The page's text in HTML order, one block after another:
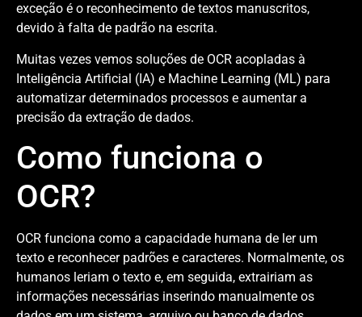
exceção é o reconhecimento de textos manuscritos,
devido à falta de padrão na escrita.
Muitas vezes vemos soluções de OCR acopladas à
Inteligência Artificial (IA) e Machine Learning (ML) para
automatizar determinados processos e aumentar a
precisão da extração de dados.
Como funciona o
OCR?
OCR funciona como a capacidade humana de ler um
texto e reconhecer padrões e caracteres. Normalmente, os
humanos leriam o texto e, em seguida, extrairiam as
informações necessárias inserindo manualmente os